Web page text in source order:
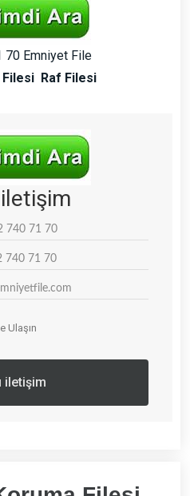
70 Emniyet File
Filesi Raf Filesi
iletişim
740 71 70
740 71 70
Ulaşın
iletişim